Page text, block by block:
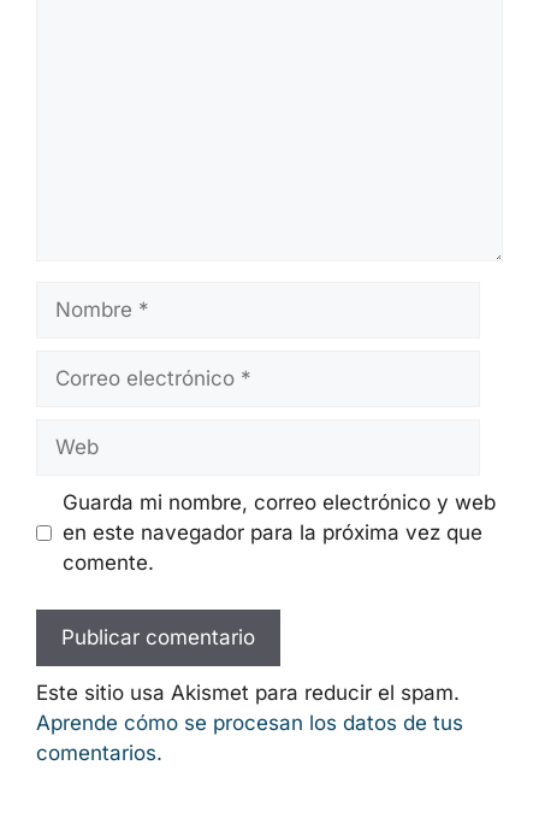
Nombre
Correo
Web
Guarda mi nombre, correo electrónico y web
en este navegador para la próxima vez que
comente.
Este sitio usa Akismet para reducir el spam.
Aprende cómo se procesan los datos de tus
comentarios.